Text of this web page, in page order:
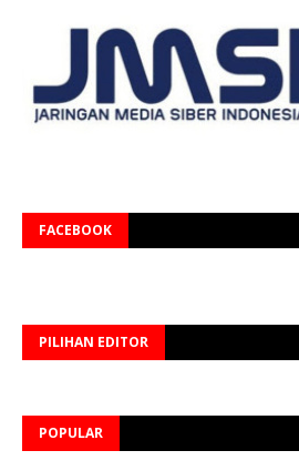
FACEBOOK
PILIHAN EDITOR
POPULAR